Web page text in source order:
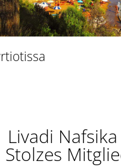
Livadi
Stolzes